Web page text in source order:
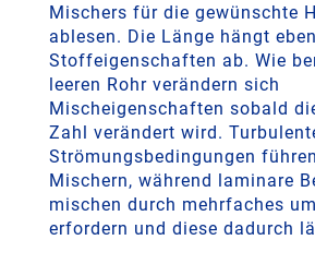
Mischers für die gewünschte
ablesen. Die Länge hängt
Stoffeigenschaften ab. Wie
leeren Rohr verändern sich
Mischeigenschaften sobald
Zahl verändert wird.
Strömungsbedingungen
Mischern, während laminare
mischen durch mehrfaches
erfordern und diese dadurch